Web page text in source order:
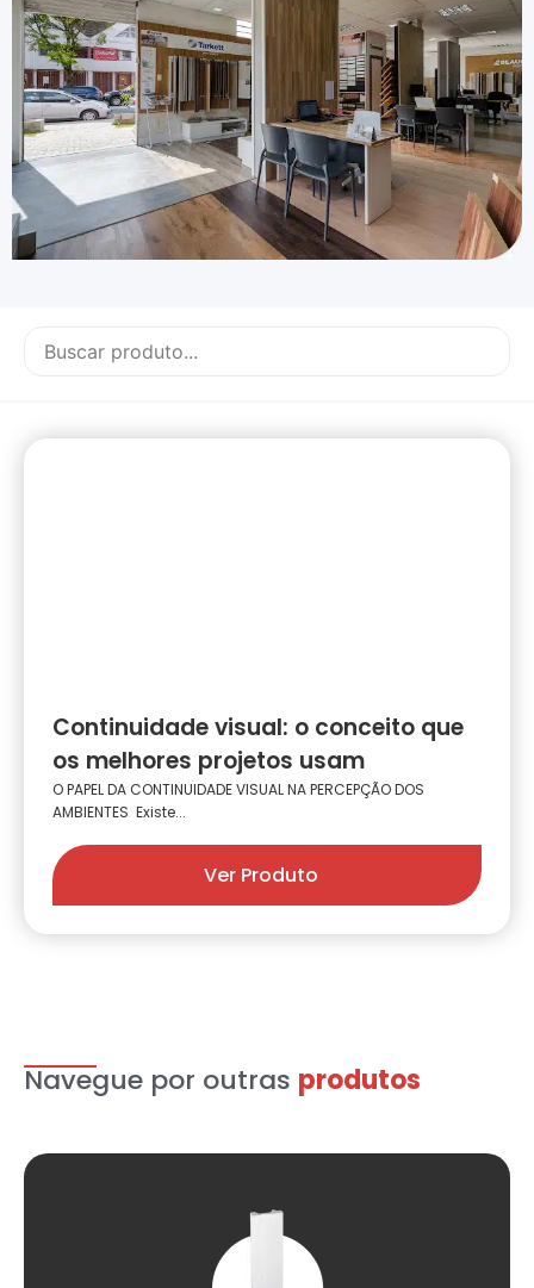
Continuidade visual: o conceito que
os melhores projetos usam
O PAPEL DA CONTINUIDADE VISUAL NA PERCEPÇÃO DOS
AMBIENTES Existe...
Ver Produto
Navegue por outras produtos